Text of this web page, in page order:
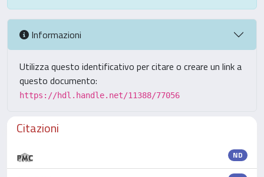
Informazioni
Utilizza questo identificativo per citare o creare un link a
questo documento:
https://hdl.handle.net/11388/77056
Citazioni
ND